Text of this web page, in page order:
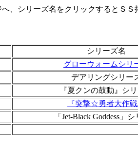
、シリーズ名をクリックするとＳＳ
シリーズ名
グローウォームシリ
デアリングシリー
『夏クンの鼓動』シ
『突撃☆勇者大作戦
「Jet-Black Goddess」